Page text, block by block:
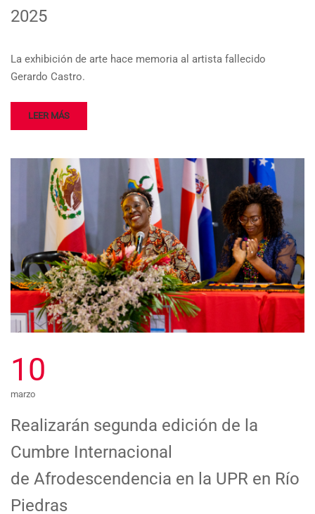
2025
La exhibición de arte hace memoria al artista fallecido
Gerardo Castro.
LEER MÁS
10
marzo
Realizarán segunda edición de la
Cumbre Internacional
de Afrodescendencia en la UPR en Río
Piedras